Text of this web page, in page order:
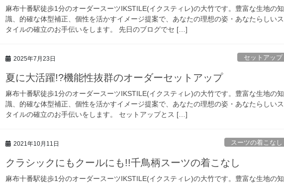
麻布十番駅徒歩1分のオーダースーツIKSTILE(イクスティレ)の大竹です。豊富な生地の知
識、的確な体型補正、個性を活かすイメージ提案で、あなたの理想の姿・あなたらしいス
タイルの確立のお手伝いをします。 先日のブログでセ […]
2025年7月23日 セットアップ
夏に大活躍!?機能性抜群のオーダーセットアップ
麻布十番駅徒歩1分のオーダースーツIKSTILE(イクスティレ)の大竹です。豊富な生地の知
識、的確な体型補正、個性を活かすイメージ提案で、あなたの理想の姿・あなたらしいス
タイルの確立のお手伝いをします。 セットアップとス […]
2021年10月11日 スーツの着こなし
クラシックにもクールにも!!千鳥柄スーツの着こなし
麻布十番駅徒歩1分のオーダースーツIKSTILE(イクスティレ)の大竹です。豊富な生地の知